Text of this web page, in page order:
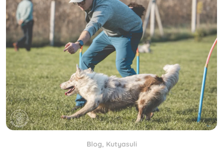
Blog, Kutyasuli